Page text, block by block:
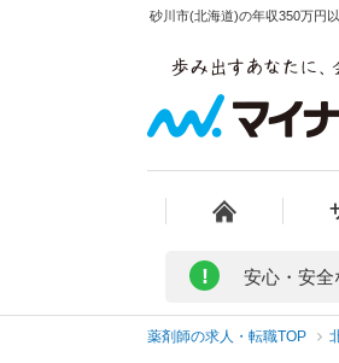
砂川市(北海道)の年収350万円
! 安心・安全
薬剤師の求人・転職TOP